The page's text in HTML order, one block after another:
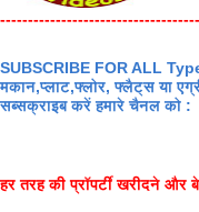
SUBSCRIBE FOR ALL
मकान,प्लाट,फ्लोर, फ्लैट्स या
सब्सक्राइब करें हमारे चैनल को :
हर तरह की प्रॉपर्टी खरीदने